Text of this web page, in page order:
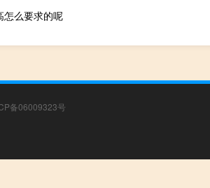
怎么要求的呢
备06009323号